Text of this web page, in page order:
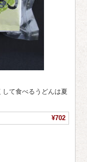
て食べるうどんは夏
¥702